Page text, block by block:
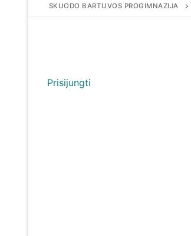
SKUODO BARTUVOS PROGIMNAZIJA
Prisijungti